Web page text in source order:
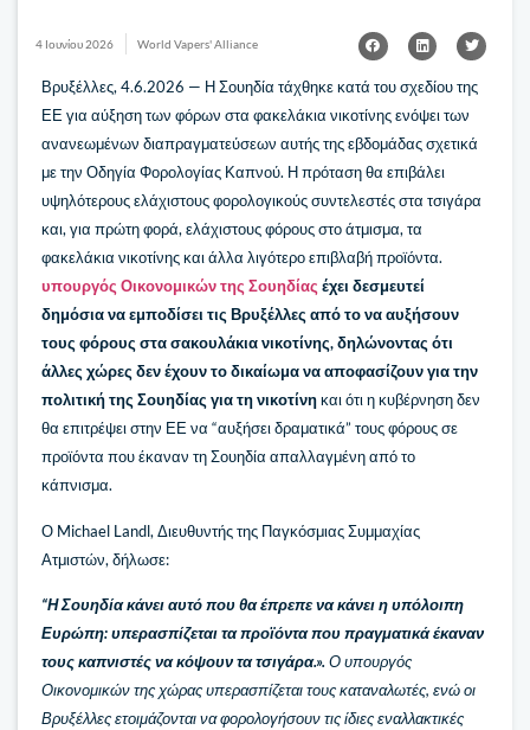
4 Ιουνίου 2026 World Vapers' Alliance
Βρυξέλλες, 4.6.2026 — Η Σουηδία τάχθηκε κατά του σχεδίου της
ΕΕ για αύξηση των φόρων στα φακελάκια νικοτίνης ενόψει των
ανανεωμένων διαπραγματεύσεων αυτής της εβδομάδας σχετικά
με την Οδηγία Φορολογίας Καπνού. Η πρόταση θα επιβάλει
υψηλότερους ελάχιστους φορολογικούς συντελεστές στα τσιγάρα
και, για πρώτη φορά, ελάχιστους φόρους στο άτμισμα, τα
φακελάκια νικοτίνης και άλλα λιγότερο επιβλαβή προϊόντα.
υπουργός Οικονομικών της Σουηδίας έχει δεσμευτεί
δημόσια να εμποδίσει τις Βρυξέλλες από το να αυξήσουν
τους φόρους στα σακουλάκια νικοτίνης, δηλώνοντας ότι
άλλες χώρες δεν έχουν το δικαίωμα να αποφασίζουν για την
πολιτική της Σουηδίας για τη νικοτίνηκαι ότι η κυβέρνηση δεν
θα επιτρέψει στην ΕΕ να “αυξήσει δραματικά” τους φόρους σε
προϊόντα που έκαναν τη Σουηδία απαλλαγμένη από το
κάπνισμα.
Ο Michael Landl, Διευθυντής της Παγκόσμιας Συμμαχίας
Ατμιστών, δήλωσε:
“Η Σουηδία κάνει αυτό που θα έπρεπε να κάνει η υπόλοιπη
Ευρώπη: υπερασπίζεται τα προϊόντα που πραγματικά έκαναν
τους καπνιστές να κόψουν τα τσιγάρα.». Ο υπουργός
Οικονομικών της χώρας υπερασπίζεται τους καταναλωτές, ενώ οι
Βρυξέλλες ετοιμάζονται να φορολογήσουν τις ίδιες εναλλακτικές